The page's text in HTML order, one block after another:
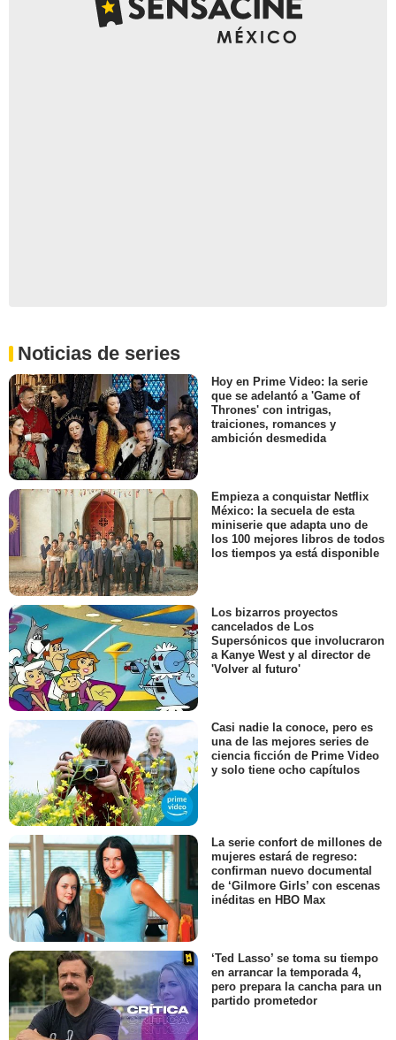
Noticias de series
Hoy en Prime Video: la serie
que se adelantó a 'Game of
Thrones' con intrigas,
traiciones, romances y
ambición desmedida
Empieza a conquistar Netflix
México: la secuela de esta
miniserie que adapta uno de
los 100 mejores libros de todos
los tiempos ya está disponible
Los bizarros proyectos
cancelados de Los
Supersónicos que involucraron
a Kanye West y al director de
'Volver al futuro'
Casi nadie la conoce, pero es
una de las mejores series de
ciencia ficción de Prime Video
y solo tiene ocho capítulos
La serie confort de millones de
mujeres estará de regreso:
confirman nuevo documental
de ‘Gilmore Girls’ con escenas
inéditas en HBO Max
‘Ted Lasso’ se toma su tiempo
en arrancar la temporada 4,
pero prepara la cancha para un
partido prometedor